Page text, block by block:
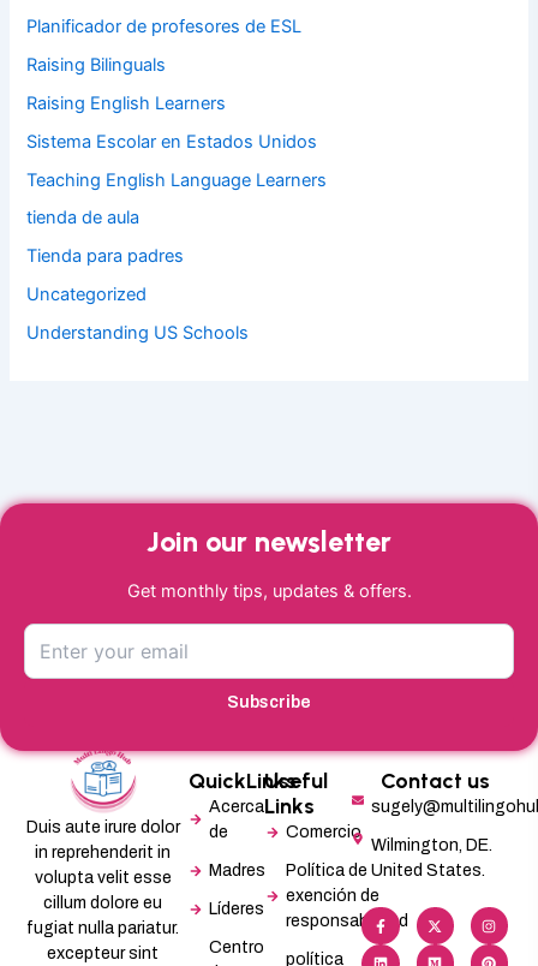
Planificador de profesores de ESL
Raising Bilinguals
Raising English Learners
Sistema Escolar en Estados Unidos
Teaching English Language Learners
tienda de aula
Tienda para padres
Uncategorized
Understanding US Schools
Join our newsletter
Get monthly tips, updates & offers.
Subscribe
Duis aute irure dolor
in reprehenderit in
volupta velit esse
cillum dolore eu
fugiat nulla pariatur.
excepteur sint
QuickLinks
Acerca
de
Madres
Líderes
Centro
Useful
Links
Comercio
Política de
exención de
responsabilidad
política
Contact us
Wilmington, DE.
United States.
F
a
c
e
X
-
t
w
I
n
s
t
L
i
n
k
M
e
d
i
P
i
n
t